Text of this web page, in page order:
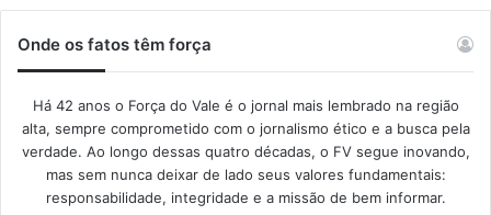
Onde os fatos têm força
Há 42 anos o Força do Vale é o jornal mais lembrado na região
alta, sempre comprometido com o jornalismo ético e a busca pela
verdade. Ao longo dessas quatro décadas, o FV segue inovando,
mas sem nunca deixar de lado seus valores fundamentais:
responsabilidade, integridade e a missão de bem informar.​